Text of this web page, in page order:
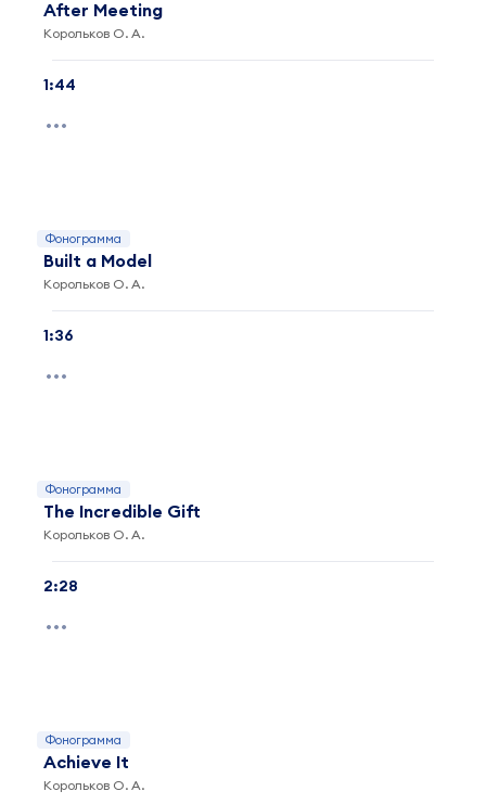
After Meeting
Корольков О. А.
1:44
Фонограмма
Built a Model
Корольков О. А.
1:36
Фонограмма
The Incredible Gift
Корольков О. А.
2:28
Фонограмма
Achieve It
Корольков О. А.